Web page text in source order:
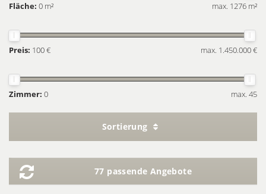
Fläche: 0 m² max. 1276 m²
Preis: 100 € max. 1.450.000 €
Zimmer: 0 max. 45
Sortierung
77 passende Angebote